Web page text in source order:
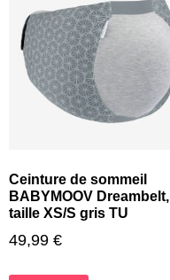
Ceinture de sommeil
BABYMOOV Dreambelt,
taille XS/S gris TU
49,99 €